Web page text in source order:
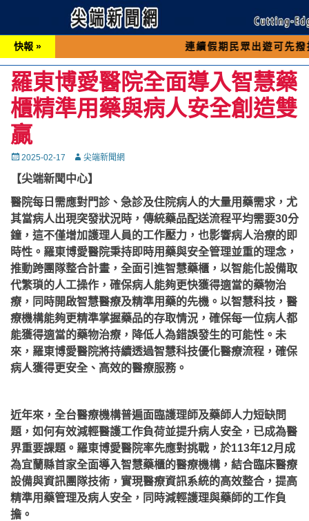
快報 » 連續假期民眾出遊可先撥打交通 「
羅東博愛醫院全面導入智慧藥
櫃精準用藥與病人安全創造雙
贏
Posted
2025-02-17 Autor尖端新聞網
【尖端新聞中心】
醫院每日需應對門診、急診及住院病人的大量用藥需求，尤
其當病人出現突發狀況時，傳統藥品配送流程平均需要30分
鐘，這不僅增加護理人員的工作壓力，也影響病人治療的即
時性。羅東博愛醫院秉持即時用藥與安全管理並重的理念，
推動跨團隊整合計畫，全面引進智慧藥櫃，以智能化設備取
代繁瑣的人工操作，確保病人能夠更快獲得適當的藥物治
療，同時開啟智慧醫療及精準用藥的先機。以智慧科技，醫
療機構能夠更精準掌握藥品的存取情況，確保每一位病人都
能獲得適當的藥物治療，降低人為錯誤發生的可能性。未
來，羅東博愛醫院將持續透過智慧科技優化醫療流程，確保
病人獲得更安全、高效的醫療服務。
近年來，全台醫療機構普遍面臨護理師及藥師人力短缺問
題，如何有效減輕醫護工作負荷並提升病人安全，已成為醫
界重要課題。羅東博愛醫院率先應對挑戰，於113年12月成
為宜蘭縣首家全面導入智慧藥櫃的醫療機構，結合臨床醫療
設備與資訊團隊技術，實現醫療資訊系統的高效整合，提高
精準用藥管理及病人安全，同時減輕護理與藥師的工作負
擔。